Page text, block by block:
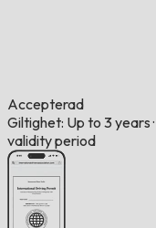
Accepterad
Giltighet: Up to 3 years ·
validity period